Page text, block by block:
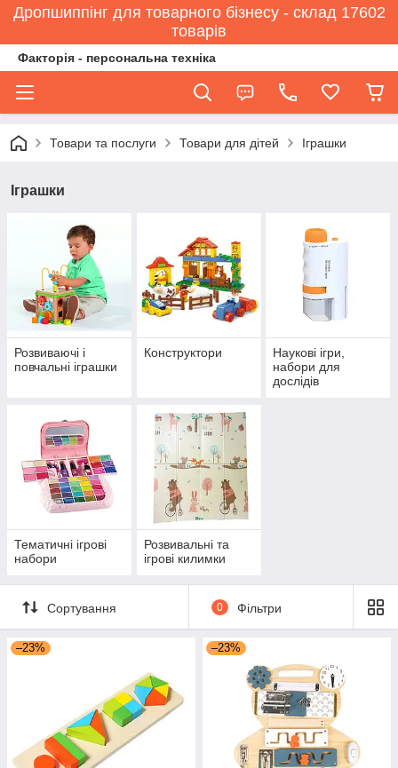
Дропшиппінг для товарного бізнесу - склад 17602
товарів
Факторія - персональна техніка
Товари та послуги Товари для дітей Іграшки
Іграшки
Розвиваючі і
повчальні іграшки
Конструктори
Наукові ігри,
набори для
дослідів
Тематичні ігрові
набори
Розвивальні та
ігрові килимки
Сортування 0 Фільтри
–23% –23%